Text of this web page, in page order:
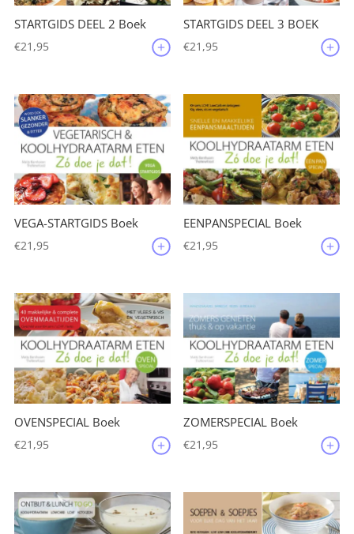
STARTGIDS DEEL 2 Boek
€21,95
STARTGIDS DEEL 3 BOEK
€21,95
VEGA-STARTGIDS Boek
€21,95
EENPANSPECIAL Boek
€21,95
OVENSPECIAL Boek
€21,95
ZOMERSPECIAL Boek
€21,95